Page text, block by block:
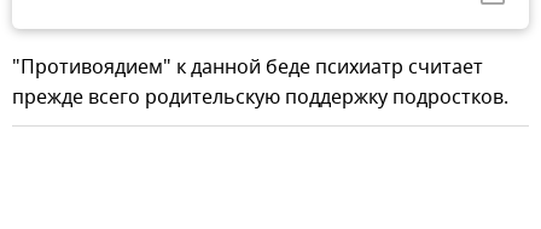
"Противоядием" к данной беде психиатр считает
прежде всего родительскую поддержку подростков.